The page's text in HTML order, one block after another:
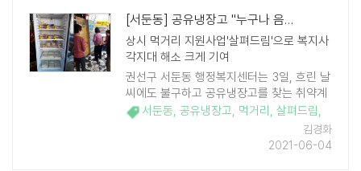
[서둔동] 공유냉장고 "누구나 음식을 넣고 누구나 가져다 드세요"
상시 먹거리 지원사업'살펴드림'으로 복지사
각지대 해소 크게 기여
권선구 서둔동 행정복지센터는 3일, 흐린 날
씨에도 불구하고 공유냉장고를 찾는 취약계
층 대상자를 위해 백미와 라면을 지원하였
다. 서둔동과 서둔동 지역사회보장협의체(최
미숙 민간위원장)는 공유냉장고 ..
서둔동, 공유냉장고, 먹거리 , 살펴드림,
김경화
2021-06-04